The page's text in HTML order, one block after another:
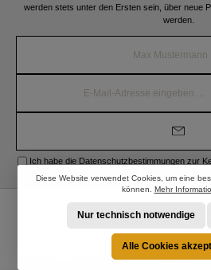
werden stets unter den Ersten sein, über neue
werden.
Mail-
Ich habe die Datenschutzbestimmungen zur
* Alle Preise inkl. gesetzl. Mehrwertsteuer
Nachnahmegebühren, wenn nicht
© 2026 STRÖBER Shop - Alle
Diese Website verwendet Cookies, um eine
können. Mehr
Nur technisch notwendige
Alle Cookies